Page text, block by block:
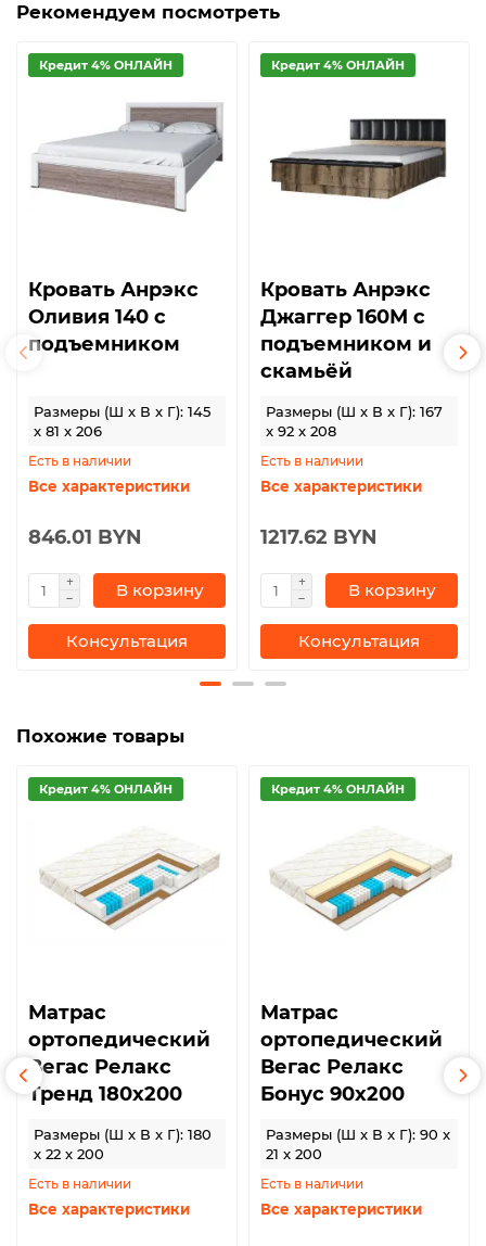
Рекомендуем посмотреть
Кредит 4% ОНЛАЙН
Кровать Анрэкс
Оливия 140 с
подъемником
Размеры (Ш x В x Г): 145
x 81 x 206
Есть в наличии
Все характеристики
846.01 BYN
В корзину
Консультация
Кредит 4% ОНЛАЙН
Кровать Анрэкс
Джаггер 160М с
подъемником и
скамьёй
Размеры (Ш x В x Г): 167
x 92 x 208
Есть в наличии
Все характеристики
1217.62 BYN
В корзину
Консультация
Похожие товары
Кредит 4% ОНЛАЙН
Матрас
ортопедический
Вегас Релакс
Тренд 180х200
Размеры (Ш x В x Г): 180
x 22 x 200
Есть в наличии
Все характеристики
Кредит 4% ОНЛАЙН
Матрас
ортопедический
Вегас Релакс
Бонус 90х200
Размеры (Ш x В x Г): 90 x
21 x 200
Есть в наличии
Все характеристики